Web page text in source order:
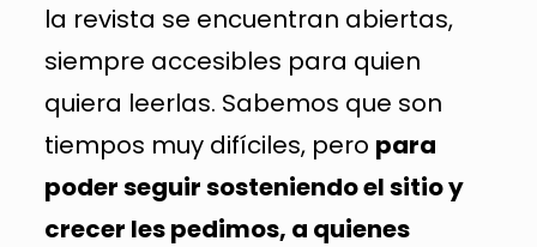
la revista se encuentran abiertas,
siempre accesibles para quien
quiera leerlas. Sabemos que son
tiempos muy difíciles, pero para
poder seguir sosteniendo el sitio y
crecer les pedimos, a quienes